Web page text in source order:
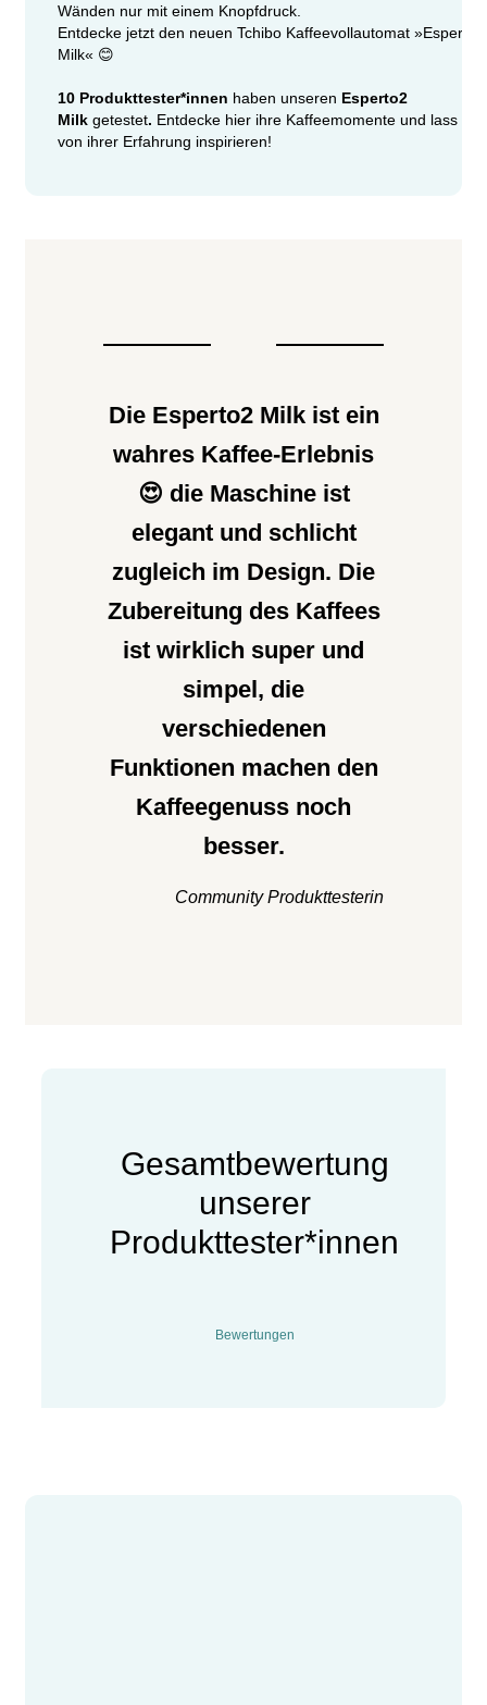
Wänden nur mit einem Knopfdruck.
Entdecke jetzt den neuen Tchibo Kaffeevollautomat »Esperto2
Milk« 😊
10 Produkttester*innen haben unseren Esperto2
Milk getestet. Entdecke hier ihre Kaffeemomente und lass
von ihrer Erfahrung inspirieren!
Die Esperto2 Milk ist ein
wahres Kaffee-Erlebnis
😍 die Maschine ist
elegant und schlicht
zugleich im Design. Die
Zubereitung des Kaffees
ist wirklich super und
simpel, die
verschiedenen
Funktionen machen den
Kaffeegenuss noch
besser.
Community Produkttesterin
Gesamtbewertung
unserer
Produkttester*innen
Bewertungen